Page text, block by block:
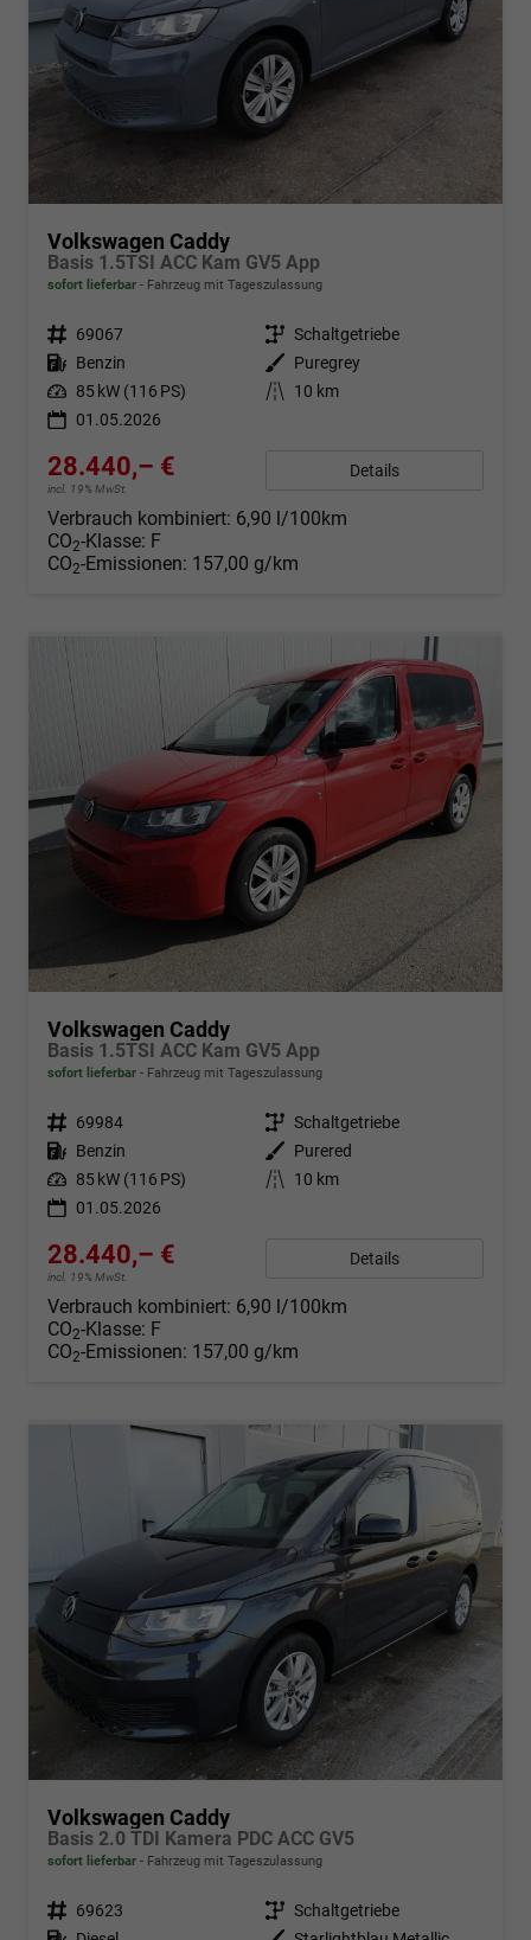
Volkswagen Caddy
Basis 1.5TSI ACC Kam GV5 App
sofort lieferbar Fahrzeug mit Tageszulassung
Fahrzeugnr. 69067 Getriebe Schaltgetriebe
Kraftstoff Benzin Außenfarbe
Puregrey
Leistung 85 kW (116 PS) Kilometerstand
10 km
01.05.2026
28.440,– €
incl. 19% MwSt.
Details
Verbrauch kombiniert: 6,90 l/100km
CO2-Klasse: F
CO2-Emissionen: 157,00 g/km
Volkswagen Caddy
Basis 1.5TSI ACC Kam GV5 App
sofort lieferbar Fahrzeug mit Tageszulassung
Fahrzeugnr. 69984 Getriebe Schaltgetriebe
Kraftstoff Benzin Außenfarbe
Purered
Leistung 85 kW (116 PS) Kilometerstand
10 km
01.05.2026
28.440,– €
incl. 19% MwSt.
Details
Verbrauch kombiniert: 6,90 l/100km
CO2-Klasse: F
CO2-Emissionen: 157,00 g/km
Volkswagen Caddy
Basis 2.0 TDI Kamera PDC ACC GV5
sofort lieferbar Fahrzeug mit Tageszulassung
Fahrzeugnr. 69623 Getriebe Schaltgetriebe